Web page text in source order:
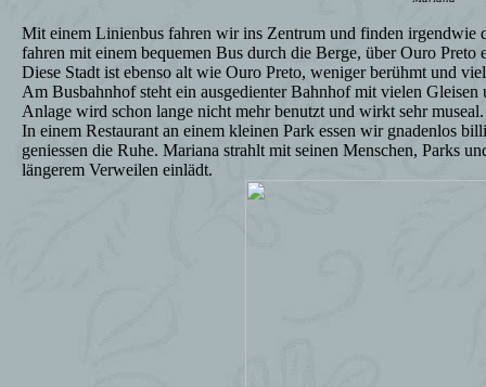
Mit einem Linienbus fahren wir ins Zentrum und finden irgendwie
fahren mit einem bequemen Bus durch die Berge, über Ouro Preto
Diese Stadt ist ebenso alt wie Ouro Preto, weniger berühmt und
Am Busbahnhof steht ein ausgedienter Bahnhof mit vielen
Anlage wird schon lange nicht mehr benutzt und wirkt sehr museal.
In einem Restaurant an einem kleinen Park essen wir gnadenlos
geniessen die Ruhe. Mariana strahlt mit seinen Menschen, Parks
längerem Verweilen einlädt.